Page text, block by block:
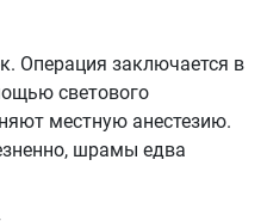
Операция заключается в
светового
местную анестезию.
шрамы едва